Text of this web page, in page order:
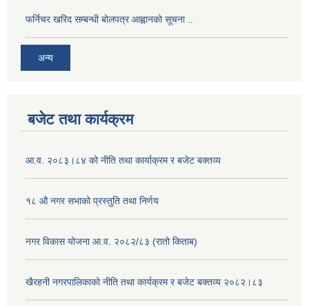
फर्निचर खरिद सम्बन्धी बोलपत्र आह्वानको सूचना ..
अन्य
बजेट तथा कार्यक्रम
आ.व. २०८३।८४ को नीति तथा कार्याक्रम र बजेट बक्तव्य
१८ औ नगर सभाको प्रस्तुति तथा निर्णय
नगर विकास योजना आ.व. २०८२/८३ (रातो किताब)
खैरहनी नगरपालिकाको नीति तथा कार्यक्रम र बजेट बक्तव्य २०८२।८३